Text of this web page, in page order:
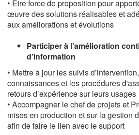
• Être force de proposition pour
œuvre des solutions réalisables et
aux améliorations et évolutions
Participer à l’amélioration
d’information
• Mettre à jour les suivis
connaissances et les procédures
retours d’expérience sur leurs usages
• Accompagner le chef de projets et
mises en production et sur la gestion
afin de faire le lien avec le support